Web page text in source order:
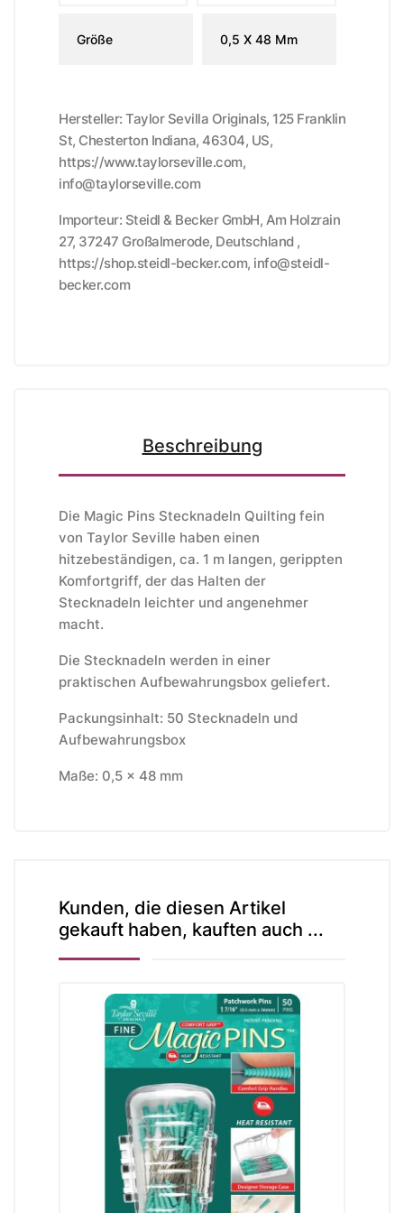
Größe 0,5 X 48 Mm
Hersteller: Taylor Sevilla Originals, 125 Franklin
St, Chesterton Indiana, 46304, US,
https://www.taylorseville.com,
info@taylorseville.com
Importeur: Steidl & Becker GmbH, Am Holzrain
27, 37247 Großalmerode, Deutschland ,
https://shop.steidl-becker.com, info@steidl-
becker.com
Beschreibung
Die Magic Pins Stecknadeln Quilting fein
von Taylor Seville haben einen
hitzebeständigen, ca. 1 m langen, gerippten
Komfortgriff, der das Halten der
Stecknadeln leichter und angenehmer
macht.
Die Stecknadeln werden in einer
praktischen Aufbewahrungsbox geliefert.
Packungsinhalt: 50 Stecknadeln und
Aufbewahrungsbox
Maße: 0,5 x 48 mm
Kunden, die diesen Artikel
gekauft haben, kauften auch ...